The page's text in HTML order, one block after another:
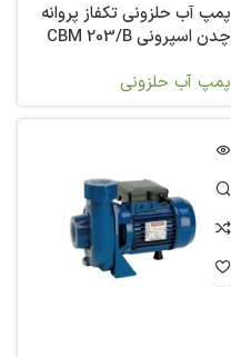
پمپ آب حلزونی تکفاز پروانه
چدن اسپرونی CBM 203/B
پمپ آب حلزونی